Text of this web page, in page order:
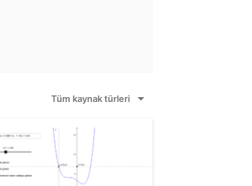
Tüm kaynak türleri